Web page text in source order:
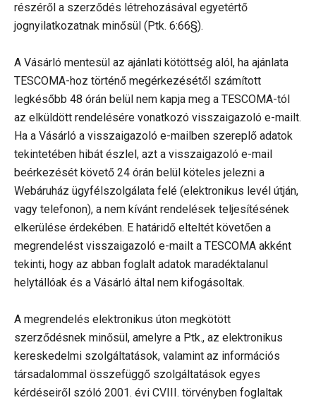
részéről a szerződés létrehozásával egyetértő
jognyilatkozatnak minősül (Ptk. 6:66§).
A Vásárló mentesül az ajánlati kötöttség alól, ha ajánlata
TESCOMA-hoz történő megérkezésétől számított
legkésőbb 48 órán belül nem kapja meg a TESCOMA-tól
az elküldött rendelésére vonatkozó visszaigazoló e-mailt.
Ha a Vásárló a visszaigazoló e-mailben szereplő adatok
tekintetében hibát észlel, azt a visszaigazoló e-mail
beérkezését követő 24 órán belül köteles jelezni a
Webáruház ügyfélszolgálata felé (elektronikus levél útján,
vagy telefonon), a nem kívánt rendelések teljesítésének
elkerülése érdekében. E határidő elteltét követően a
megrendelést visszaigazoló e-mailt a TESCOMA akként
tekinti, hogy az abban foglalt adatok maradéktalanul
helytállóak és a Vásárló által nem kifogásoltak.
A megrendelés elektronikus úton megkötött
szerződésnek minősül, amelyre a Ptk., az elektronikus
kereskedelmi szolgáltatások, valamint az információs
társadalommal összefüggő szolgáltatások egyes
kérdéseiről szóló 2001. évi CVIII. törvényben foglaltak